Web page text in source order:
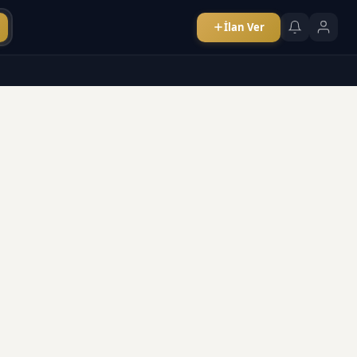
İlan Ver